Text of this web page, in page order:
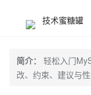
技术蜜糖罐
简介：
轻松入门
改、约束、建议与性